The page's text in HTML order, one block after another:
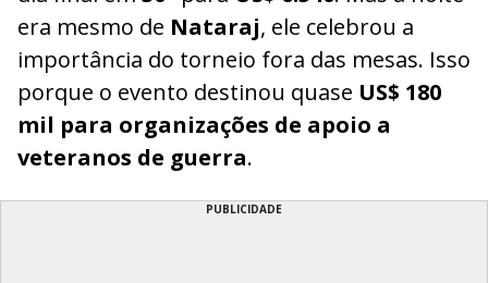
era mesmo de Nataraj, ele celebrou a
importância do torneio fora das mesas. Isso
porque o evento destinou quase US$ 180
mil para organizações de apoio a
veteranos de guerra.
PUBLICIDADE